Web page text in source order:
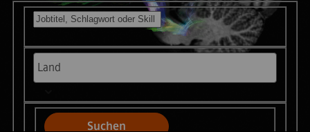
Offene Stellen suchen
Suchen